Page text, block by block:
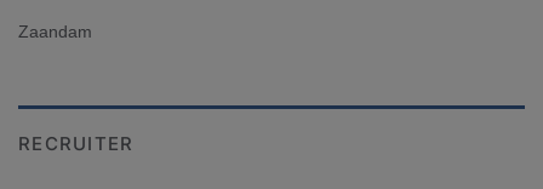
Zaandam
RECRUITER